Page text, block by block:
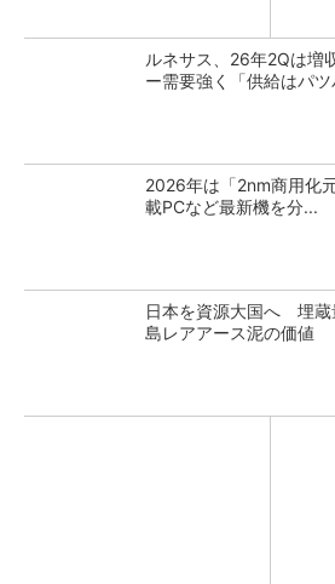
ルネサス、26年2Qは
ー需要強く「供給はパツ
2026年は「2nm商用化
載PCなど最新機を分...
日本を資源大国へ 埋蔵
島レアアース泥の価値